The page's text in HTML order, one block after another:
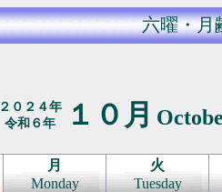
六曜・月
２０２４年
令和６年
１０月
月
Monday
火
Tuesday